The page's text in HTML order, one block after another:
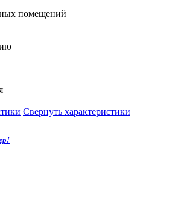
помещений
Свернуть характеристики